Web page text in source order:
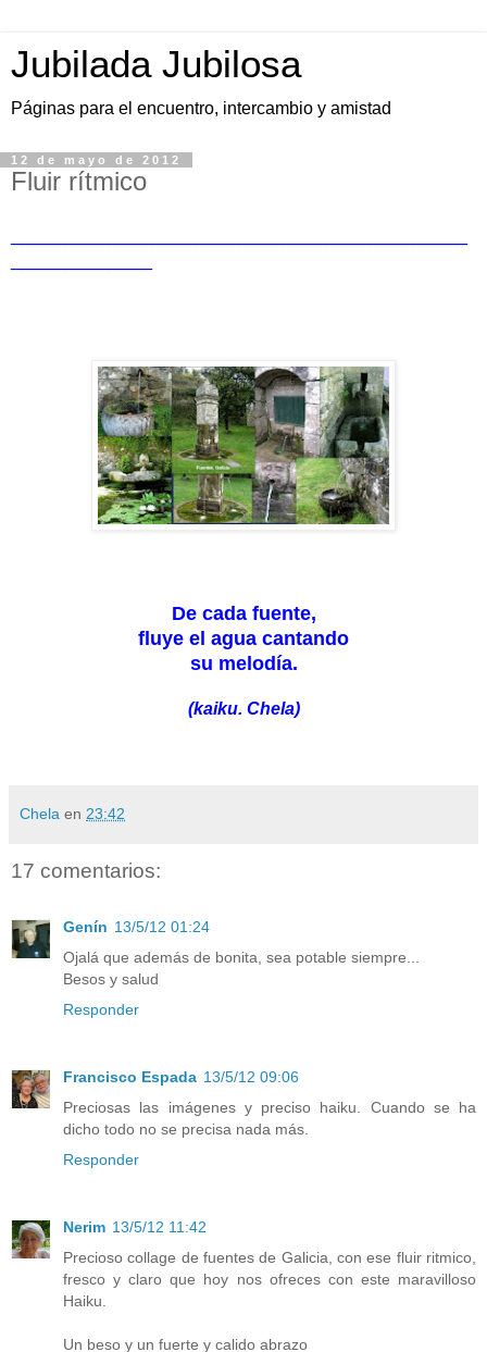
Jubilada Jubilosa
Páginas para el encuentro, intercambio y amistad
12 de mayo de 2012
Fluir rítmico
De cada fuente,
fluye el agua cantando
su melodía.
(kaiku. Chela)
Chela en 23:42
17 comentarios:
Genín 13/5/12 01:24
Ojalá que además de bonita, sea potable siempre...
Besos y salud
Responder
Francisco Espada 13/5/12 09:06
Preciosas las imágenes y preciso haiku. Cuando se ha
dicho todo no se precisa nada más.
Responder
Nerim 13/5/12 11:42
Precioso collage de fuentes de Galicia, con ese fluir ritmico,
fresco y claro que hoy nos ofreces con este maravilloso
Haiku.
Un beso y un fuerte y calido abrazo